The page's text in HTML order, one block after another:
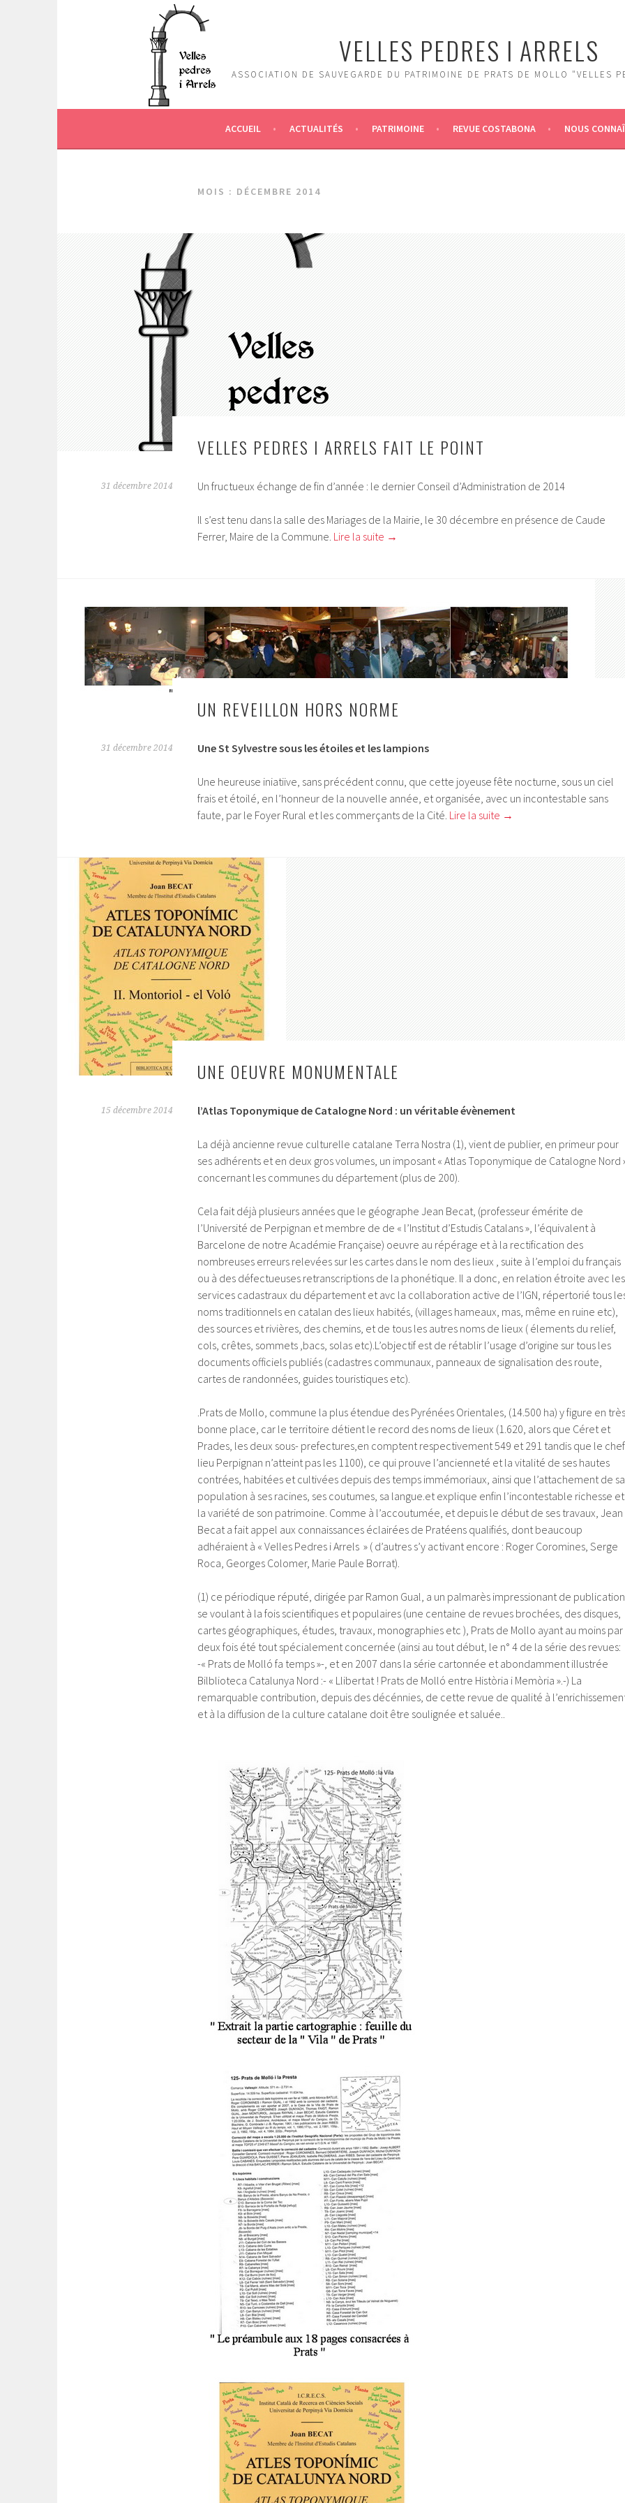
VELLES PEDRES I ARRELS
ASSOCIATION DE SAUVEGARDE DU PATRIMOINE DE PRATS DE MOLLO "VELLES
ACCUEIL ACTUALITÉS PATRIMOINE REVUE COSTABONA NOUS
MOIS : DÉCEMBRE 2014
VELLES PEDRES I ARRELS FAIT LE POINT
31 décembre 2014 Un fructueux échange de fin d’année : le dernier Conseil d’Administration de 2014
Il s’est tenu dans la salle des Mariages de la Mairie, le 30 décembre en présence de Caude
Ferrer, Maire de la Commune. Lire la suite →
UN REVEILLON HORS NORME
31 décembre 2014 Une St Sylvestre sous les étoiles et les lampions
Une heureuse iniatiive, sans précédent connu, que cette joyeuse fête nocturne, sous un ciel
frais et étoilé, en l’honneur de la nouvelle année, et organisée, avec un incontestable sans
faute, par le Foyer Rural et les commerçants de la Cité. Lire la suite →
UNE OEUVRE MONUMENTALE
15 décembre 2014 l’Atlas Toponymique de Catalogne Nord : un véritable évènement
La déjà ancienne revue culturelle catalane Terra Nostra (1), vient de publier, en primeur pour
ses adhérents et en deux gros volumes, un imposant « Atlas Toponymique de Catalogne Nord
concernant les communes du département (plus de 200).
Cela fait déjà plusieurs années que le géographe Jean Becat, (professeur émérite de
l’Université de Perpignan et membre de de « l’Institut d’Estudis Catalans », l’équivalent à
Barcelone de notre Académie Française) oeuvre au répérage et à la rectification des
nombreuses erreurs relevées sur les cartes dans le nom des lieux , suite à l’emploi du français
ou à des défectueuses retranscriptions de la phonétique. Il a donc, en relation étroite avec les
services cadastraux du département et avc la collaboration active de l’IGN, répertorié tous
noms traditionnels en catalan des lieux habités, (villages hameaux, mas, même en ruine etc),
des sources et rivières, des chemins, et de tous les autres noms de lieux ( élements du relief,
cols, crêtes, sommets ,bacs, solas etc).L’objectif est de rétablir l’usage d’origine sur tous les
documents officiels publiés (cadastres communaux, panneaux de signalisation des route,
cartes de randonnées, guides touristiques etc).
.Prats de Mollo, commune la plus étendue des Pyrénées Orientales, (14.500 ha) y figure en très
bonne place, car le territoire détient le record des noms de lieux (1.620, alors que Céret et
Prades, les deux sous- prefectures,en comptent respectivement 549 et 291 tandis que le chef
lieu Perpignan n’atteint pas les 1100), ce qui prouve l’ancienneté et la vitalité de ses hautes
contrées, habitées et cultivées depuis des temps immémoriaux, ainsi que l’attachement de sa
population à ses racines, ses coutumes, sa langue.et explique enfin l’incontestable richesse et
la variété de son patrimoine. Comme à l’accoutumée, et depuis le début de ses travaux, Jean
Becat a fait appel aux connaissances éclairées de Pratéens qualifiés, dont beaucoup
adhéraient à « Velles Pedres i Arrels » ( d’autres s’y activant encore : Roger Coromines, Serge
Roca, Georges Colomer, Marie Paule Borrat).
(1) ce périodique réputé, dirigée par Ramon Gual, a un palmarès impressionant de
se voulant à la fois scientifiques et populaires (une centaine de revues brochées, des disques,
cartes géographiques, études, travaux, monographies etc ), Prats de Mollo ayant au moins par
deux fois été tout spécialement concernée (ainsi au tout début, le n° 4 de la série des revues:
-« Prats de Molló fa temps »-, et en 2007 dans la série cartonnée et abondamment illustrée
Bilblioteca Catalunya Nord :- « Llibertat ! Prats de Molló entre Història i Memòria ».-) La
remarquable contribution, depuis des décénnies, de cette revue de qualité à
et à la diffusion de la culture catalane doit être soulignée et saluée..